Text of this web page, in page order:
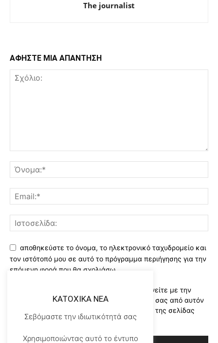
The journalist
ΑΦΗΣΤΕ ΜΙΑ ΑΠΑΝΤΗΣΗ
αποθηκεύστε το όνομα, το ηλεκτρονικό ταχυδρομείο και
τον ιστότοπό μου σε αυτό το πρόγραμμα περιήγησης για την
επόμενη φορά που θα σχολιάσω.
Χρησιμοποιώντας αυτό το έντυπο συμφωνείτε με την
αποθήκευση και χειρισμό των δεδομένων σας από αυτόν
τον ιστότοπο..Διαβάστε του ορους χρήσης της σελίδας
μας*
KATOXIKA NEA
Σεβόμαστε την ιδιωτικότητά σας
Χρησιμοποιώντας αυτό το έντυπο